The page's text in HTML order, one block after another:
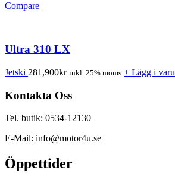
Compare
Ultra 310 LX
Jetski 281,900kr inkl. 25% moms + Lägg i
Kontakta Oss
Tel. butik: 0534-12130
E-Mail: info@motor4u.se
Öppettider